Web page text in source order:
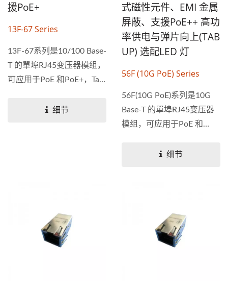
援PoE+
13F-67 Series
13F-67系列是10/100 Base-
T 的單埠RJ45变压器模组，
可应用于PoE 和PoE+，Tab
电缆进行100...细节
式磁性元件、EMI 金属
屏蔽、支援PoE++ 高功
率供电与弹片向上(TAB
UP) 选配LED 灯
56F (10G PoE) Series
56F(10G PoE)系列是10G
Base-T 的單埠RJ45变压器
模组，可应用于PoE 和
细节